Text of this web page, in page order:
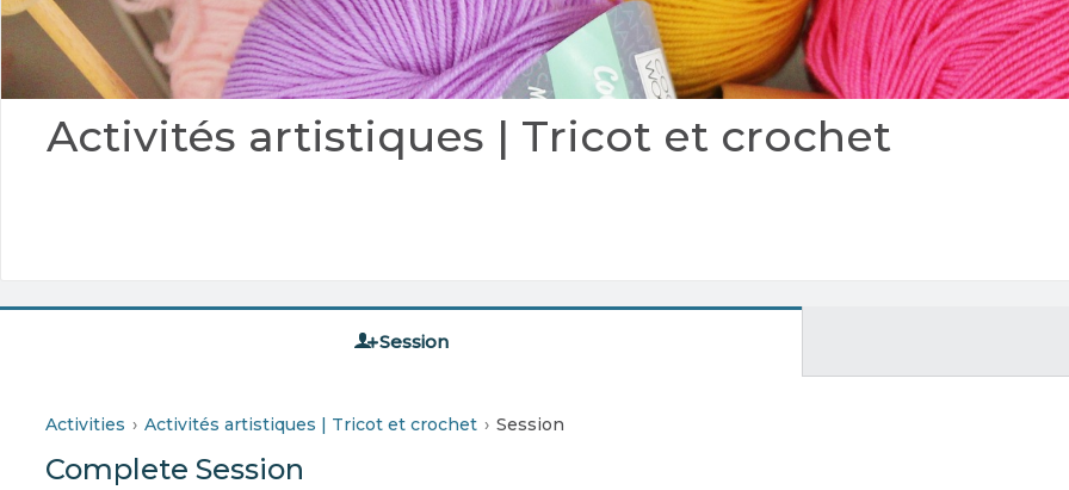
Activités artistiques | Tricot et crochet
Session
Activities Activités artistiques | Tricot et crochet Session
Complete Session